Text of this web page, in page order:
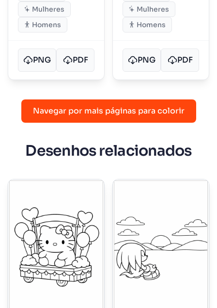
Mulheres
Homens
PNG PDF
Mulheres
Homens
PNG PDF
Navegar por mais páginas para colorir
Desenhos relacionados